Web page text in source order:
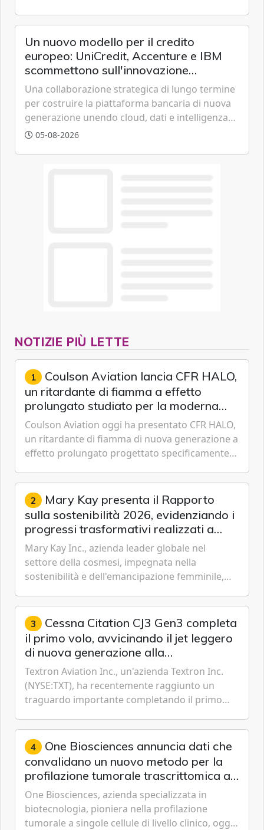
Un nuovo modello per il credito
europeo: UniCredit, Accenture e IBM
scommettono sull'innovazione
tecnologica
Una collaborazione strategica di lungo termine
per costruire la piattaforma bancaria di nuova
generazione unendo cloud, dati e intelligenza
artificiale.
05-08-2026
NOTIZIE PIÙ LETTE
1 Coulson Aviation lancia CFR HALO,
un ritardante di fiamma a effetto
prolungato studiato per la moderna
lotta aerea contro gli incendi
Coulson Aviation oggi ha presentato CFR HALO,
un ritardante di fiamma di nuova generazione a
effetto prolungato progettato specificamente
missioni an...
2 Mary Kay presenta il Rapporto
sulla sostenibilità 2026, evidenziando i
progressi trasformativi realizzati a
livello globale nelle sfere sociale,
economica e ambientale
Mary Kay Inc., azienda leader globale nel
settore della cosmesi, impegnata nella
sostenibilità e dell'emancipazione femminile,
sostenibilità 2026, una panora...
3 Cessna Citation CJ3 Gen3 completa
il primo volo, avvicinando il jet leggero
di nuova generazione alla
certificazione
Textron Aviation Inc., un'azienda Textron Inc.
(NYSE:TXT), ha recentemente raggiunto un
traguardo importante completando il primo
Gen3, avvicinando i...
4 One Biosciences annuncia dati che
convalidano un nuovo metodo per la
profilazione tumorale trascrittomica a
singole cellule da campioni istologici
One Biosciences, azienda specializzata in
biotecnologia, pioniera nella profilazione
tumorale a singole cellule di livello clinico, oggi